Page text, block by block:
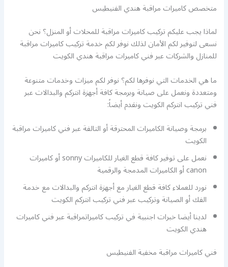
متخصص كاميرات مراقبة هندي الفنيطيس
لماذا يجب عليكم تركيب كاميرات مراقبة للمحلات أو المنزل؟ نحن
نسعى لتوفير لكم الأمان لذلك نوفر لكم خدمة تركيب كاميرات مراقبة
للمنازل والشركات عبر فني كاميرات مراقبة هندي الكويت
ما هي الخدمات التي نوفرها لكم؟ نوفر لكم ميزات وخدمات متنوعة
ومتعددة ونعمل على صيانة وبرمجة كافة أجهزة انتركم والبدالات عبر
فني تركيب انتركم الكويت ونقدم أيضاً:
برمجة وصيانة الكاميرات المحترقة أو التالفة عبر فني كاميرات مراقبة
الكويت
نعمل على توفير كافة قطع الغيار للكاميرات sonny أو كاميرات
canon أو الكاميرات المدمجة والرقمية
نورد للعملاء كافة قطع الغيار مع أجهزة انتركم والبدالات مع خدمة
الفك أو الصيانة وتركيب عبر فني تركيب انتركم الكويت
لدينا أيضا خبرات اجنبية في تركيب كاميراتمراقبة عبر فني كاميرات
هندي الكويت
فني كاميرات مراقبة مخفية الفنيطيس